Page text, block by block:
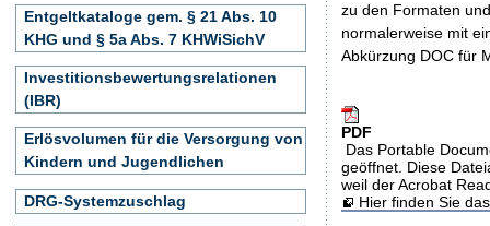
zu den Formaten
normalerweise mit
Abkürzung DOC für
PDF
Das Portable
geöffnet. Diese
weil der Acrobat
Hier finden Sie
Entgeltkataloge gem. § 21 Abs. 10
KHG und § 5a Abs. 7 KHWiSichV
Investitionsbewertungsrelationen
(IBR)
Erlösvolumen für die Versorgung von
Kindern und Jugendlichen
DRG-Systemzuschlag